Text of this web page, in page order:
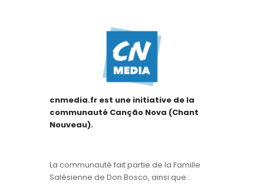
cnmedia.fr est une initiative de la
communauté Canção Nova (Chant
Nouveau).
La communauté fait partie de la Famille
Salésienne de Don Bosco, ainsi que :